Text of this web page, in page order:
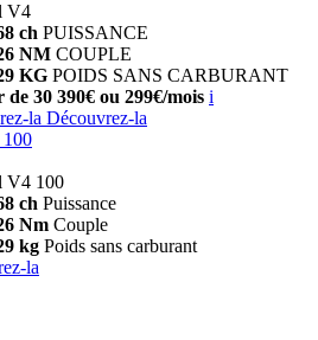
V4
ch PUISSANCE
NM COUPLE
KG POIDS SANS CARBURANT
30 390€ ou 299€/mois i
la Découvrez-la
V4 100
ch Puissance
Nm Couple
kg Poids sans carburant
la